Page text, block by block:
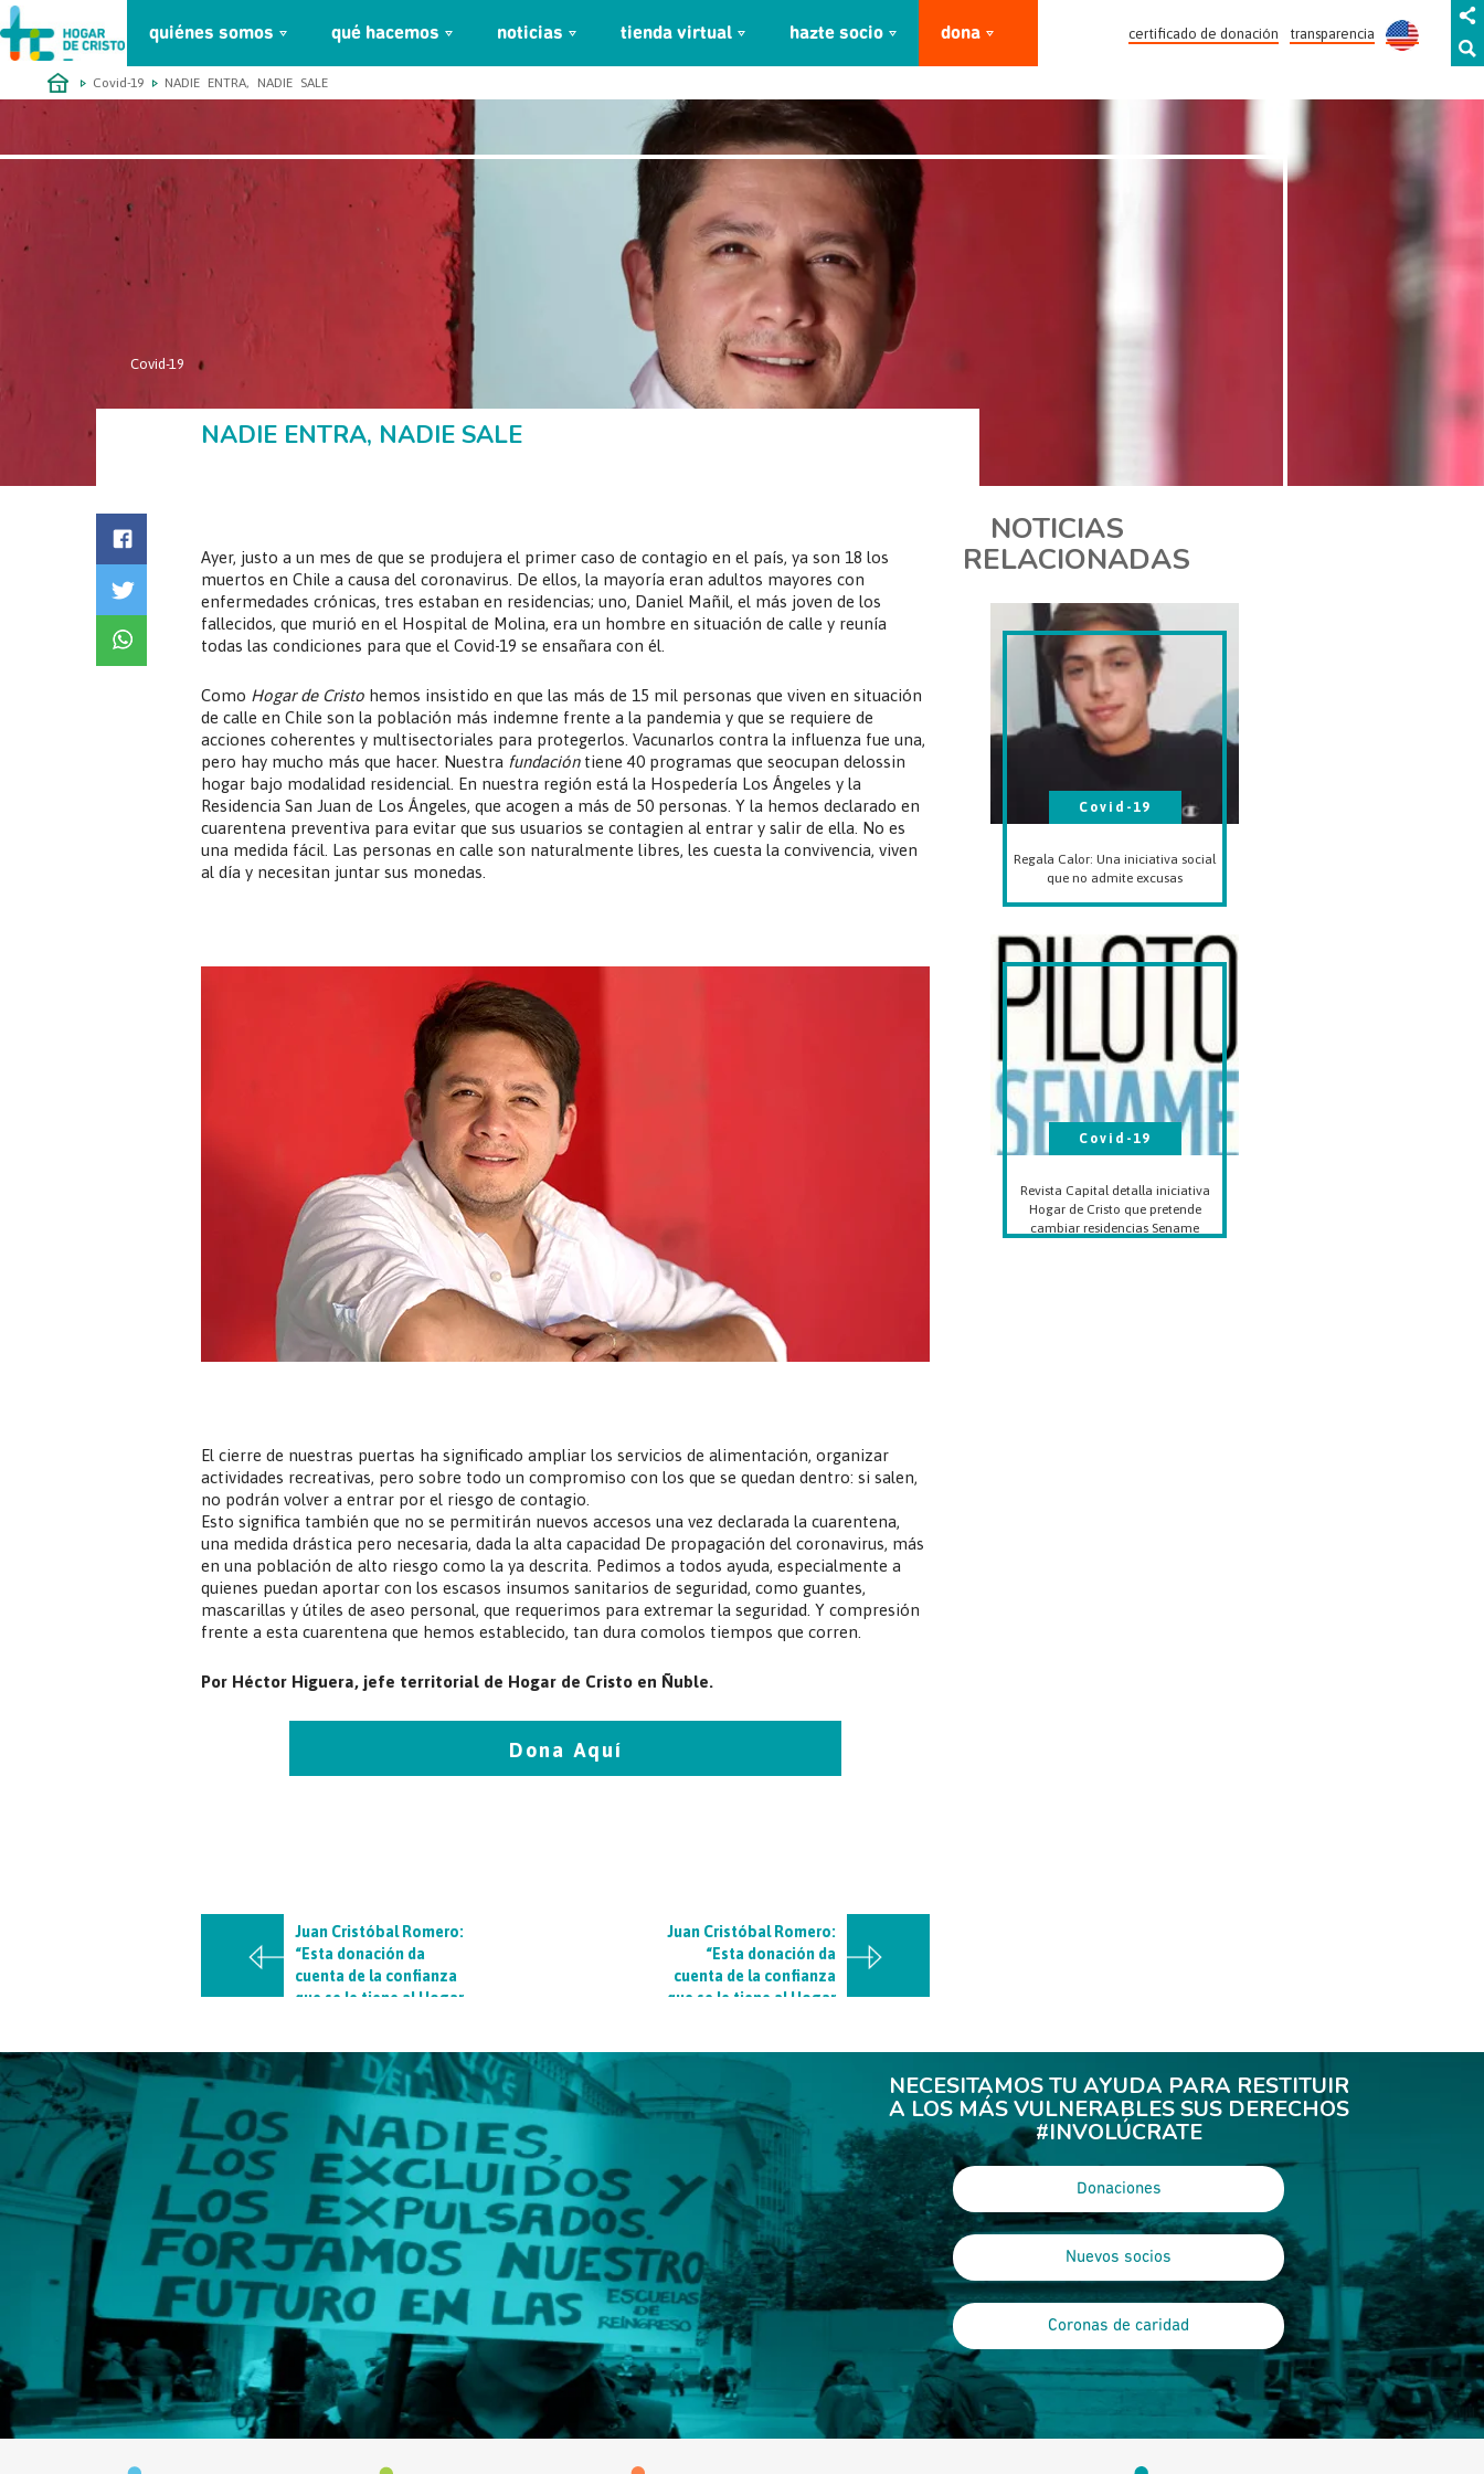
quiénes somos qué hacemos noticias tienda virtual hazte socio dona transparencia
certificado de donación
займ онлайн без проверок
Covid-19 NADIE ENTRA, NADIE SALE
Covid-19
NADIE ENTRA, NADIE SALE
Ayer, justo a un mes de que se produjera el primer caso de contagio en el país, ya son 18 los
muertos en Chile a causa del coronavirus. De ellos, la mayoría eran adultos mayores con
enfermedades crónicas, tres estaban en residencias; uno, Daniel Mañil, el más joven de los
fallecidos, que murió en el Hospital de Molina, era un hombre en situación de calle y reunía
todas las condiciones para que el Covid-19 se ensañara con él.
Como Hogar de Cristo hemos insistido en que las más de 15 mil personas que viven en situación
de calle en Chile son la población más indemne frente a la pandemia y que se requiere de
acciones coherentes y multisectoriales para protegerlos. Vacunarlos contra la influenza fue una,
pero hay mucho más que hacer. Nuestra fundacióntiene 40 programas que seocupan delossin
hogar bajo modalidad residencial. En nuestra región está la Hospedería Los Ángeles y la
Residencia San Juan de Los Ángeles, que acogen a más de 50 personas. Y la hemos declarado en
cuarentena preventiva para evitar que sus usuarios se contagien al entrar y salir de ella. No es
una medida fácil. Las personas en calle son naturalmente libres, les cuesta la convivencia, viven
al día y necesitan juntar sus monedas.
El cierre de nuestras puertas ha significado ampliar los servicios de alimentación, organizar
actividades recreativas, pero sobre todo un compromiso con los que se quedan dentro: si salen,
no podrán volver a entrar por el riesgo de contagio.
Esto significa también que no se permitirán nuevos accesos una vez declarada la cuarentena,
una medida drástica pero necesaria, dada la alta capacidad De propagación del coronavirus, más
en una población de alto riesgo como la ya descrita. Pedimos a todos ayuda, especialmente a
quienes puedan aportar con los escasos insumos sanitarios de seguridad, como guantes,
mascarillas y útiles de aseo personal, que requerimos para extremar la seguridad. Y compresión
frente a esta cuarentena que hemos establecido, tan dura comolos tiempos que corren.
Por Héctor Higuera, jefe territorial de Hogar de Cristo en Ñuble.
Dona Aquí
Juan Cristóbal Romero:
“Esta donación da
cuenta de la confianza
que se le tiene al Hogar
Juan Cristóbal Romero:
“Esta donación da
cuenta de la confianza
que se le tiene al Hogar
NOTICIAS
RELACIONADAS
Regala Calor: Una iniciativa social
que no admite excusas
Covid-19
Revista Capital detalla iniciativa
Hogar de Cristo que pretende
cambiar residencias Sename
Covid-19
NECESITAMOS TU AYUDA PARA RESTITUIR
A LOS MÁS VULNERABLES SUS DERECHOS
#INVOLÚCRATE
Donaciones
Nuevos socios
Coronas de caridad